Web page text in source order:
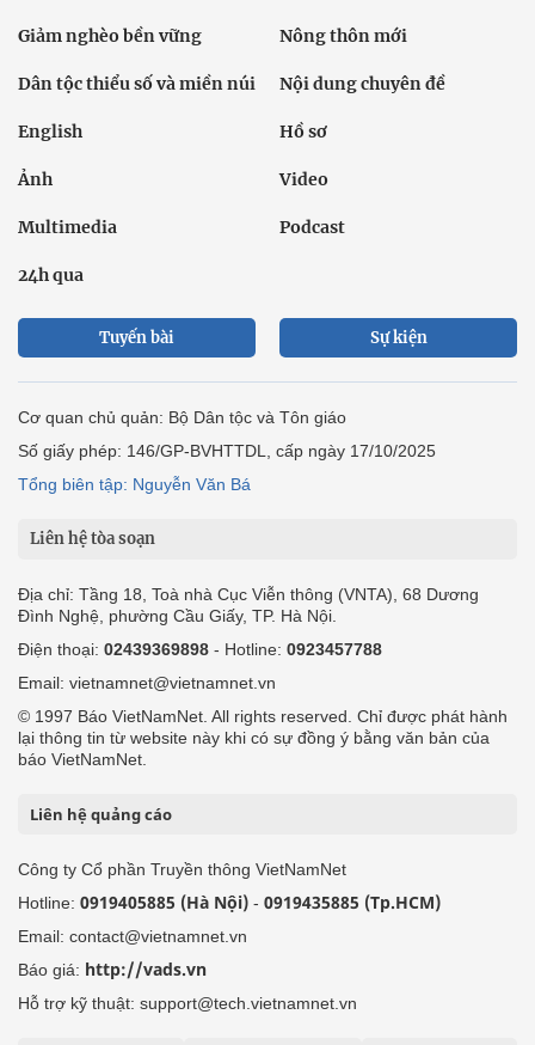
Giảm nghèo bền vững Nông thôn mới
Dân tộc thiểu số và miền núi Nội dung chuyên đề
English Hồ sơ
Ảnh Video
Multimedia Podcast
24h qua
Tuyến bài Sự kiện
Cơ quan chủ quản: Bộ Dân tộc và Tôn giáo
Số giấy phép: 146/GP-BVHTTDL, cấp ngày 17/10/2025
Tổng biên tập: Nguyễn Văn Bá
Liên hệ tòa soạn
Địa chỉ: Tầng 18, Toà nhà Cục Viễn thông (VNTA), 68 Dương
Đình Nghệ, phường Cầu Giấy, TP. Hà Nội.
Điện thoại: 02439369898 - Hotline: 0923457788
Email: vietnamnet@vietnamnet.vn
© 1997 Báo VietNamNet. All rights reserved. Chỉ được phát hành
lại thông tin từ website này khi có sự đồng ý bằng văn bản của
báo VietNamNet.
Liên hệ quảng cáo
Công ty Cổ phần Truyền thông VietNamNet
Hotline: 0919405885 (Hà Nội) - 0919435885 (Tp.HCM)
Email: contact@vietnamnet.vn
Báo giá: http://vads.vn
Hỗ trợ kỹ thuật: support@tech.vietnamnet.vn